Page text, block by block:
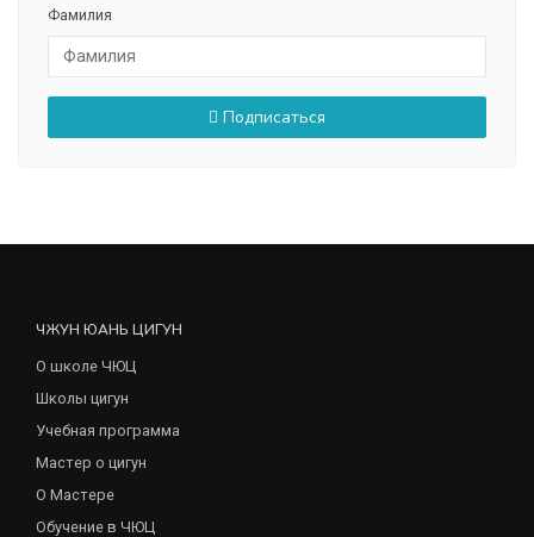
Фамилия
Подписаться
ЧЖУН ЮАНЬ ЦИГУН
О школе ЧЮЦ
Школы цигун
Учебная программа
Мастер о цигун
О Мастере
Обучение в ЧЮЦ